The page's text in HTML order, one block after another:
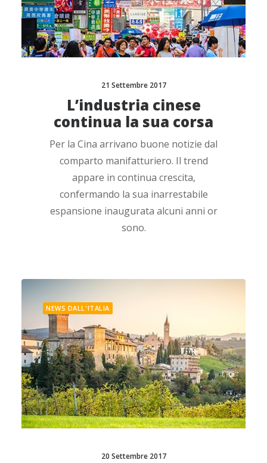
21 Settembre 2017
L’industria cinese
continua la sua corsa
Per la Cina arrivano buone notizie dal
comparto manifatturiero. Il trend
appare in continua crescita,
confermando la sua inarrestabile
espansione inaugurata alcuni anni or
sono.
NEWS DALL'ITALIA
20 Settembre 2017